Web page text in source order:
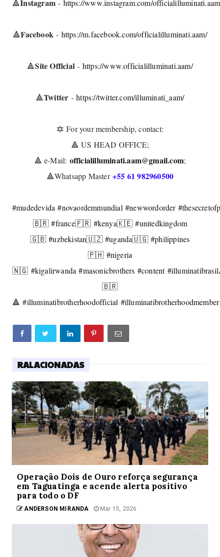
🔺️Instagram- https://www.instagram.com/
🔺️Facebook- https://m.facebook.com/officialilluminati.aam/
🔺️Site Official- https://www.officialilluminati.aam/
🔺️Twitter -https://twitter.com/illuminati_aam/
🔯 For your membership, contact:
🔺️ US HEAD OFFICE;
🔺️ e-Mail: officialilluminati.aam@gmail.com;
🔺️Whatsapp Master+55 61 982960500
#mudedevida #novaordemmundial #newwordorder
🇧🇷 #france🇫🇷 #kenya🇰🇪 #unitedkingdom
🇬🇧 #uzbekistan🇺🇿 #uganda🇺🇬 #philippines
🇵🇭 #nigeria
🇳🇬 #kigalirwanda #masonicbrothers #content
🇧🇷
🔺️ #illuminatibrotherhoodofficial #illuminatibrotherhoodmember
RALACIONADAS
Operação Dois de Ouro reforça segurança
em Taguatinga e acende alerta positivo
para todo o DF
ANDERSON MIRANDA Mar 15, 2026